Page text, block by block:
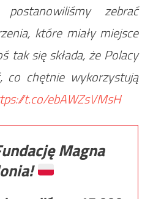
zebrać
które miały miejsce
tak się składa, że Polacy
co chętnie wykorzystują
t.co/ebAWZsVMsH
Magna